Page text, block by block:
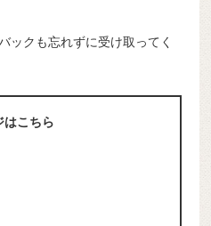
ックも忘れずに受け取ってく
はこちら